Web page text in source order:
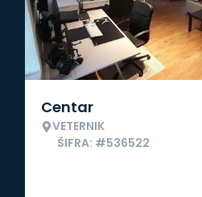
Centar
VETERNIK
ŠIFRA: #536522